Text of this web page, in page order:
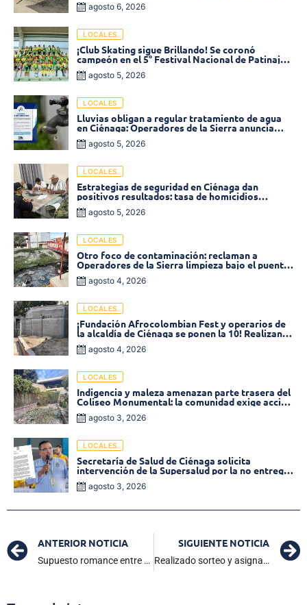
agosto 6, 2026
LOCALES
¡Club Skating sigue Brillando! Se coronó
campeón en el 5° Festival Nacional de Patinaje
«Soledad sobre Ruedas»
agosto 5, 2026
LOCALES
Lluvias obligan a regular tratamiento de agua
en Ciénaga: Operadores de la Sierra anuncia
baja presión en varios sectores
agosto 5, 2026
LOCALES
Estrategias de seguridad en Ciénaga dan
positivos resultados: tasa de homicidios
disminuyó un 58% en 2026
agosto 5, 2026
LOCALES
Otro foco de contaminación: reclaman a
Operadores de la Sierra limpieza bajo el puente
de la calle 19 con carrera 11
agosto 4, 2026
LOCALES
¡Fundación Afrocolombian Fest y operarios de
la alcaldía de Ciénaga se ponen la 10! Realizan
limpieza de la parte posterior del Coliseo
Monumental
agosto 4, 2026
LOCALES
Indigencia y maleza amenazan parte trasera del
Coliseo Monumental: la comunidad exige acción
inmediata!
agosto 3, 2026
LOCALES
Secretaría de Salud de Ciénaga solicita
intervención de la Supersalud por la no entrega
de medicamentos en las EPS
agosto 3, 2026
ANTERIOR NOTICIA
Supuesto romance entre Andrea Valdiri y Diego Daza, solo sería una campaña de expectativa
SIGUIENTE NOTICIA
Realizado sorteo y asignación de las 200 viviendas del proyecto Ana Belén